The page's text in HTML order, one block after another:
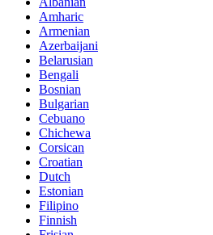
Amharic
Armenian
Azerbaijani
Belarusian
Bengali
Bosnian
Bulgarian
Cebuano
Chichewa
Corsican
Croatian
Dutch
Estonian
Filipino
Finnish